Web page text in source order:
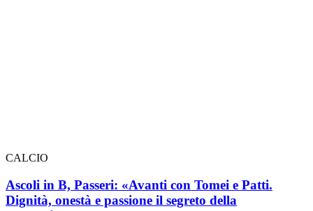
CALCIO
Ascoli in B, Passeri: «Avanti con Tomei e Patti.
Dignità, onestà e passione il segreto della